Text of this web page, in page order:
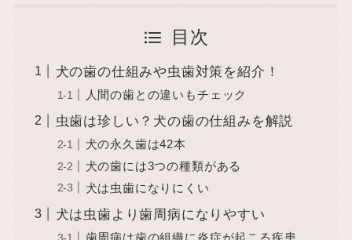
目次
犬の歯の仕組みや虫歯対策を紹介！
人間の歯との違いもチェック
虫歯は珍しい？犬の歯の仕組みを解説
犬の永久歯は42本
犬の歯には3つの種類がある
犬は虫歯になりにくい
犬は虫歯より歯周病になりやすい
歯周病は歯の組織に炎症が起こる疾患